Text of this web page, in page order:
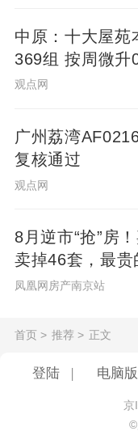
高。何倩茹还
限购套数的政
较为明显。
深圳此次楼市
房贷利率政策。
院长严跃进测
5BP。依据新
基点。按照
本息方式计算
而在去年深圳
活跃度明显提
后的市场表现
中原：十大屋苑
369组 按周微升
观点网
广州荔湾
复核通过
观点网
8月逆市“抢”房
卖掉46套，最贵
凤凰网房产南京站
首页 > 推荐 > 正文
登陆 电脑版
京
©